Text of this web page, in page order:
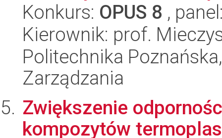
Konkurs: OPUS 8 ,
Kierownik: prof.
Politechnika
Zarządzania
Zwiększenie
kompozytów